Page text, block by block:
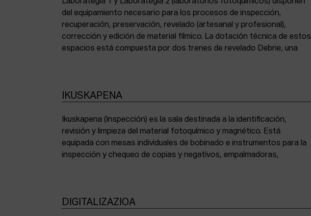
del equipamiento necesario para los procesos de inspección,
recuperación, preservación, revelado (artesanal y profesional),
corrección y edición de material fílmico. La dotación técnica de estos
espacios está compuesta por dos trenes de revelado Debrie, una
para etalonaje de copias positivas Filmlab Systems International
IKUSKAPENA
Ikuskapena (Inspección) es la sala destinada a la identificación,
revisión y limpieza del material fotoquímico y magnético. Está
equipada con mesas individuales de bobinado e instrumentos para la
inspección y chequeo de copias y negativos, empalmadoras,
sincronizadoras de sonido, moviolas de pequeño formato, cámara
humidificadora y campana extractora de laboratorio para materiales
DIGITALIZAZIOA